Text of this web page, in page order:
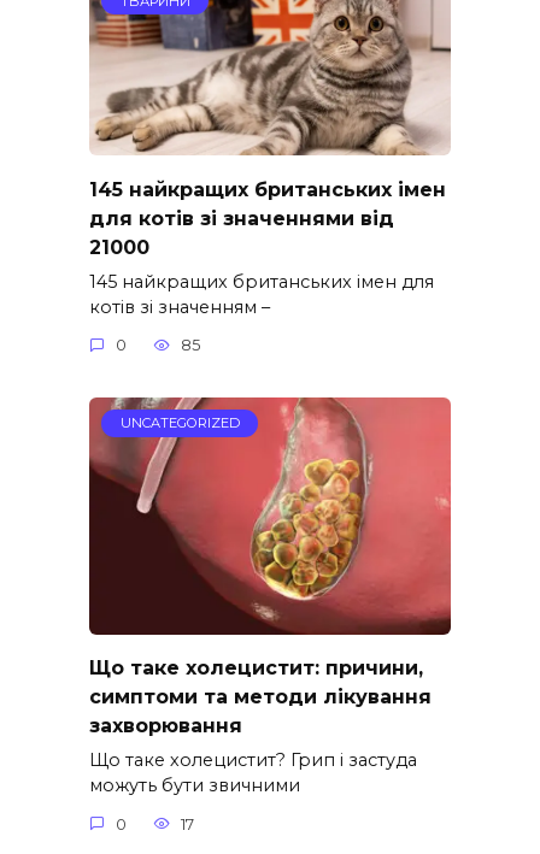
145 найкращих британських імен
для котів зі значеннями від
21000
145 найкращих британських імен для
котів зі значенням –
0 85
UNCATEGORIZED
Що таке холецистит: причини,
симптоми та методи лікування
захворювання
Що таке холецистит? Грип і застуда
можуть бути звичними
0 17